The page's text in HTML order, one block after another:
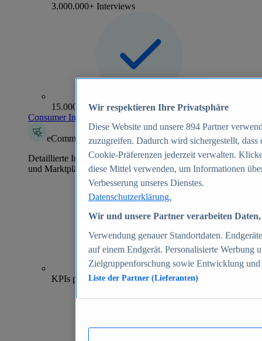
3.000.000+ Interviews
15.000+ Marken
Consumer Insights entdecken
eCommerce Insights
Detaillierte Informationen zu mehr als 39.000 Online-Shops
und Marktplätzen
70+
KPIs pro Shop
Wir respektieren Ihre Privatsphäre
Diese Website und unsere 894 Partner
zuzugreifen. Dadurch wird sichergestellt,
Cookie-Präferenzen jederzeit verwalten.
diese Mittel verwenden, um Informationen
Verbesserung unseres Dienstes.
Datenschutzerklärung.
Wir und unsere Partner verarbeiten
Verwendung genauer Standortdaten.
auf einem Endgerät. Personalisierte Werbung
Zielgruppenforschung sowie Entwicklung
Liste der Partner (Lieferanten)